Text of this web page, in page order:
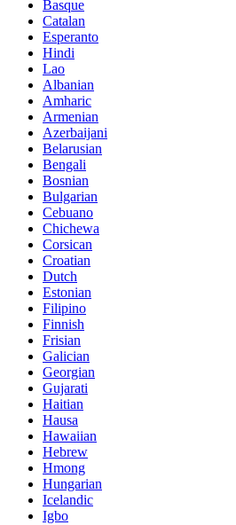
Basque
Catalan
Esperanto
Hindi
Lao
Albanian
Amharic
Armenian
Azerbaijani
Belarusian
Bengali
Bosnian
Bulgarian
Cebuano
Chichewa
Corsican
Croatian
Dutch
Estonian
Filipino
Finnish
Frisian
Galician
Georgian
Gujarati
Haitian
Hausa
Hawaiian
Hebrew
Hmong
Hungarian
Icelandic
Igbo